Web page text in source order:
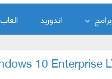
برامج اندوريد العاب